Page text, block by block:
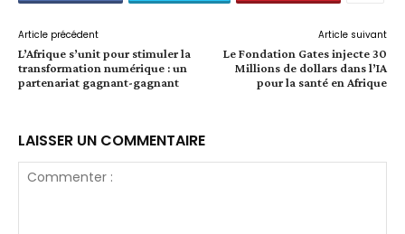
Article précédent
L’Afrique s’unit pour stimuler la
transformation numérique : un
partenariat gagnant-gagnant
Article suivant
Le Fondation Gates injecte 30
Millions de dollars dans l’IA
pour la santé en Afrique
LAISSER UN COMMENTAIRE